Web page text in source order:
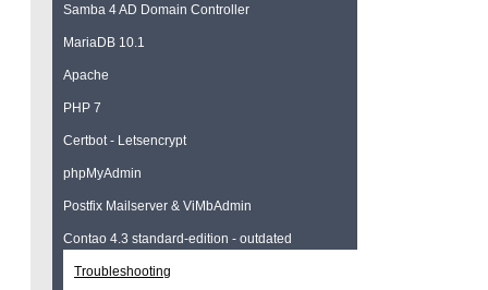
Samba 4 AD Domain Controller
MariaDB 10.1
Apache
PHP 7
Certbot - Letsencrypt
phpMyAdmin
Postfix Mailserver & ViMbAdmin
Contao 4.3 standard-edition - outdated
Troubleshooting